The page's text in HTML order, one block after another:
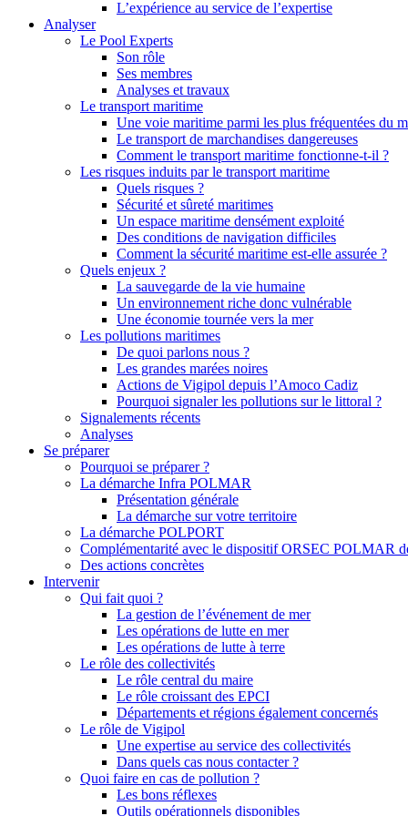
L’expérience au service de l’expertise
Analyser
Le Pool Experts
Son rôle
Ses membres
Analyses et travaux
Le transport maritime
Une voie maritime parmi les plus fréquentées du
Le transport de marchandises dangereuses
Comment le transport maritime fonctionne-t-il ?
Les risques induits par le transport maritime
Quels risques ?
Sécurité et sûreté maritimes
Un espace maritime densément exploité
Des conditions de navigation difficiles
Comment la sécurité maritime est-elle assurée ?
Quels enjeux ?
La sauvegarde de la vie humaine
Un environnement riche donc vulnérable
Une économie tournée vers la mer
Les pollutions maritimes
De quoi parlons nous ?
Les grandes marées noires
Actions de Vigipol depuis l’Amoco Cadiz
Pourquoi signaler les pollutions sur le littoral ?
Signalements récents
Analyses
Se préparer
Pourquoi se préparer ?
La démarche Infra POLMAR
Présentation générale
La démarche sur votre territoire
La démarche POLPORT
Complémentarité avec le dispositif ORSEC POLMAR
Des actions concrètes
Intervenir
Qui fait quoi ?
La gestion de l’événement de mer
Les opérations de lutte en mer
Les opérations de lutte à terre
Le rôle des collectivités
Le rôle central du maire
Le rôle croissant des EPCI
Départements et régions également concernés
Le rôle de Vigipol
Une expertise au service des collectivités
Dans quels cas nous contacter ?
Quoi faire en cas de pollution ?
Les bons réflexes
Outils opérationnels disponibles